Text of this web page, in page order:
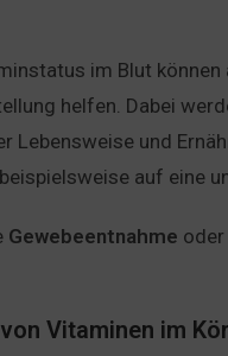
im Blut können
helfen. Dabei
Lebensweise und
auf eine
Gewebeentnahme oder
Vitaminen im